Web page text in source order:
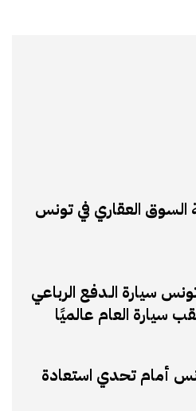
العقاري في تونس
سيارة الـدفع الرباعي
أمام تحدي استعادة